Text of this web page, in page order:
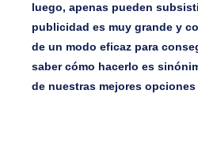
luego, apenas pueden
publicidad es muy grande y
de un modo eficaz para
saber cómo hacerlo es
de nuestras mejores